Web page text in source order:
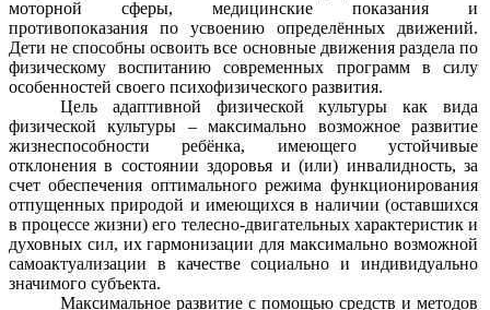
моторной сферы, медицинские показания и
противопоказания по усвоению определённых движений.
Дети не способны освоить все основные движения раздела по
физическому воспитанию современных программ в силу
особенностей своего психофизического развития.
Цель адаптивной физической культуры как вида
физической культуры – максимально возможное развитие
жизнеспособности ребёнка, имеющего устойчивые
отклонения в состоянии здоровья и (или) инвалидность, за
счет обеспечения оптимального режима функционирования
отпущенных природой и имеющихся в наличии (оставшихся
в процессе жизни) его телесно-двигательных характеристик и
духовных сил, их гармонизации для максимально возможной
самоактуализации в качестве социально и индивидуально
значимого субъекта.
Максимальное развитие с помощью средств и методов